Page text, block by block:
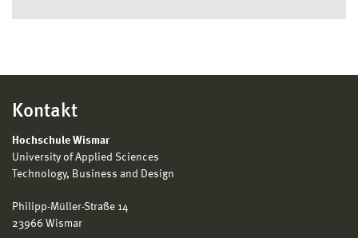
Kontakt
Hochschule Wismar
University of Applied Sciences
Technology, Business and Design
Philipp-Müller-Straße 14
23966 Wismar